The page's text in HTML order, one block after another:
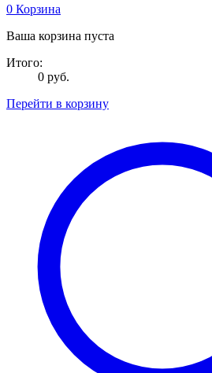
0 Корзина
Ваша корзина пуста
Итого:
0 руб.
Перейти в корзину